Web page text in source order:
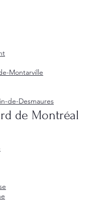
Montarville
de-Desmaures
de Montréal